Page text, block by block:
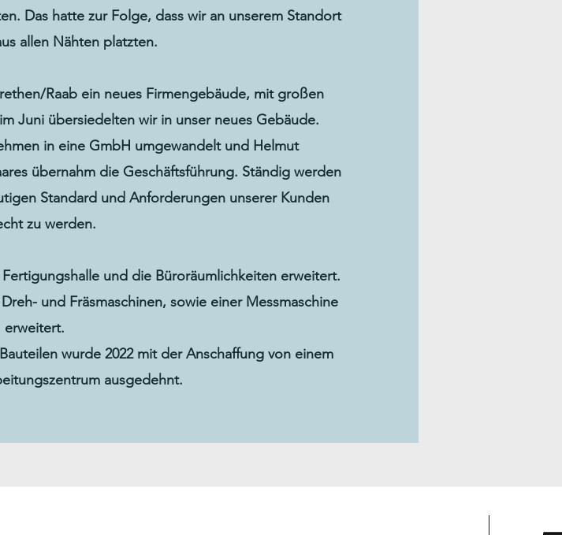
Das hatte zur Folge, dass wir an unserem Standort
allen Nähten platzten.
Raab ein neues Firmengebäude, mit großen
Juni übersiedelten wir in unser neues Gebäude.
in eine GmbH umgewandelt und Helmut
übernahm die Geschäftsführung. Ständig werden
Standard und Anforderungen unserer Kunden
zu werden.
und die Büroräumlichkeiten erweitert.
und Fräsmaschinen, sowie einer Messmaschine
erweitert.
wurde 2022 mit der Anschaffung von einem
ausgedehnt.